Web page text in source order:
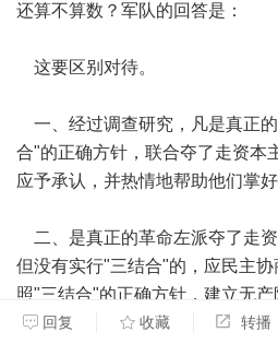
还算不算数？军队的回答是：
这要区别对待。
一、经过调查研究，凡是真正
合"的正确方针，联合夺了走资本
应予承认，并热情地帮助他们掌好
二、是真正的革命左派夺了走
但没有实行"三结合"的，应民主
照"三结合"的正确方针，建立无产
回复 收藏 转播